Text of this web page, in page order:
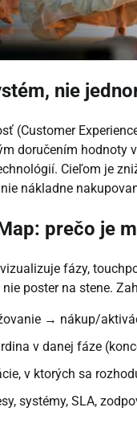
nie
(Customer
doručením hodnoty
Cieľom je
nákladne
prečo je
fázy,
poster na stene.
→ nákup/
v danej fáze
v ktorých sa
systémy, SLA,